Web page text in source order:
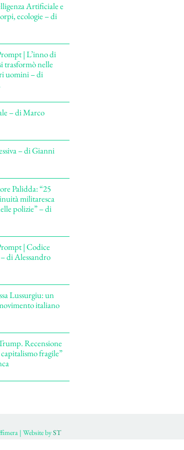
Artificiale e
ecologie – di
| L’inno di
trasformò nelle
uomini – di
– di Marco
– di Gianni
Palidda: “25
militaresca
polizie” – di
| Codice
di Alessandro
Lussurgiu: un
italiano
Recensione
fragile”
| Website byST